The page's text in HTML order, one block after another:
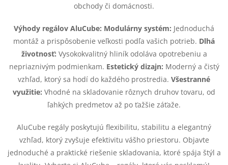
p
y
obchody či domácnosti.
Výhody regálov AluCube: Modulárny systém: Jednoduchá
montáž a prispôsobenie veľkosti podľa vašich potrieb. Dlhá
životnosť: Vysokokvalitný hliník odoláva opotrebeniu a
nepriaznivým podmienkam. Estetický dizajn: Moderný a čistý
vzhľad, ktorý sa hodí do každého prostredia. Všestranné
využitie: Vhodné na skladovanie rôznych druhov tovaru, od
ľahkých predmetov až po ťažšie záťaže.
AluCube regály poskytujú flexibilitu, stabilitu a elegantný
vzhľad, ktorý zvyšuje efektivitu vášho priestoru. Objavte
jednoduché a praktické riešenie skladovania, ktoré spája štýl a